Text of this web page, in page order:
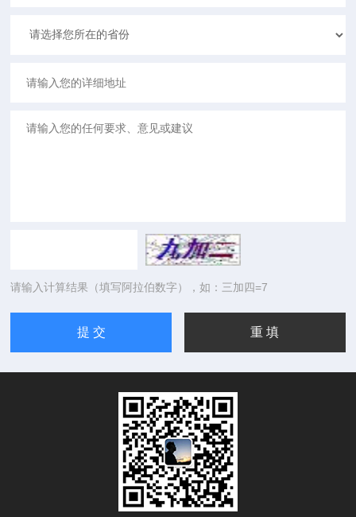
请输入计算结果（填写阿拉伯数字），如：三加四=7